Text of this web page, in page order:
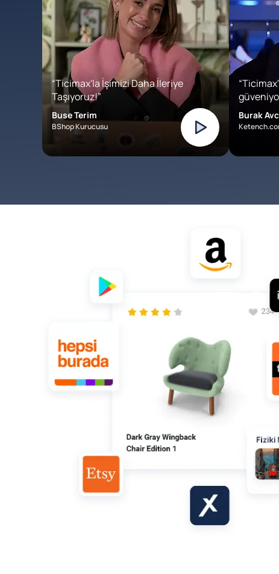
“Ticimax'la İşimizi Daha İleriye
Taşıyoruz!”
Buse Terim
BShop Kurucusu
Burak